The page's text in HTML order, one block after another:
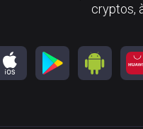
cryptos,